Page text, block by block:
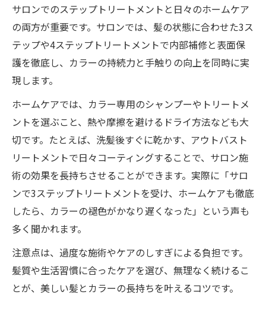
サロンでのステップトリートメントと日々のホームケア
の両方が重要です。サロンでは、髪の状態に合わせた3ス
テップや4ステップトリートメントで内部補修と表面保
護を徹底し、カラーの持続力と手触りの向上を同時に実
現します。
ホームケアでは、カラー専用のシャンプーやトリートメ
ントを選ぶこと、熱や摩擦を避けるドライ方法なども大
切です。たとえば、洗髪後すぐに乾かす、アウトバスト
リートメントで日々コーティングすることで、サロン施
術の効果を長持ちさせることができます。実際に「サロ
ンで3ステップトリートメントを受け、ホームケアも徹底
したら、カラーの褪色がかなり遅くなった」という声も
多く聞かれます。
注意点は、過度な施術やケアのしすぎによる負担です。
髪質や生活習慣に合ったケアを選び、無理なく続けるこ
とが、美しい髪とカラーの長持ちを叶えるコツです。